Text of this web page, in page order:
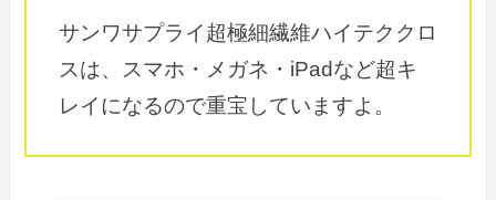
サンワサプライ超極細繊維ハイテククロ
スは、スマホ・メガネ・iPadなど超キ
レイになるので重宝していますよ。